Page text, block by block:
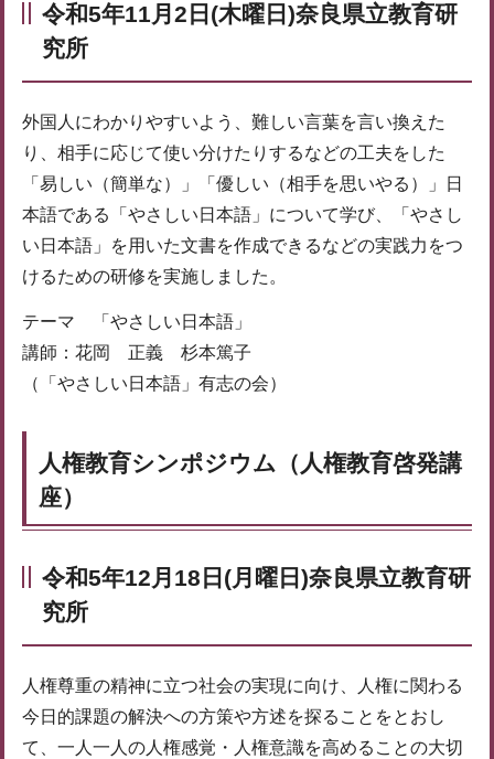
令和5年11月2日(木曜日)奈良県立教育研
究所
外国人にわかりやすいよう、難しい言葉を言い換えた
り、相手に応じて使い分けたりするなどの工夫をした
「易しい（簡単な）」「優しい（相手を思いやる）」日
本語である「やさしい日本語」について学び、「やさし
い日本語」を用いた文書を作成できるなどの実践力をつ
けるための研修を実施しました。
テーマ 「やさしい日本語」
講師：花岡 正義 杉本篤子
（「やさしい日本語」有志の会）
人権教育シンポジウム（人権教育啓発講
座）
令和5年12月18日(月曜日)奈良県立教育研
究所
人権尊重の精神に立つ社会の実現に向け、人権に関わる
今日的課題の解決への方策や方述を探ることをとおし
て、一人一人の人権感覚・人権意識を高めることの大切